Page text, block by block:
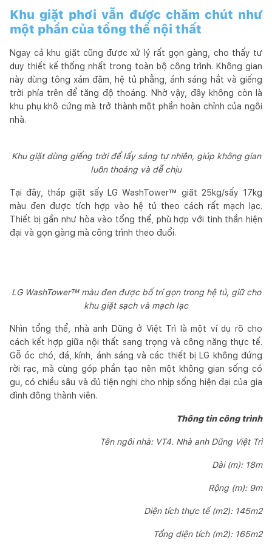
Khu giặt phơi vẫn được chăm chút như
một phần của tổng thể nội thất
Ngay cả khu giặt cũng được xử lý rất gọn gàng, cho thấy tư
duy thiết kế thống nhất trong toàn bộ công trình. Không gian
này dùng tông xám đậm, hệ tủ phẳng, ánh sáng hắt và giếng
trời phía trên để tăng độ thoáng. Nhờ vậy, đây không còn là
khu phụ khô cứng mà trở thành một phần hoàn chỉnh của ngôi
nhà.
Khu giặt dùng giếng trời để lấy sáng tự nhiên, giúp không gian
luôn thoáng và dễ chịu
Tại đây, tháp giặt sấy LG WashTower™ giặt 25kg/sấy 17kg
màu đen được tích hợp vào hệ tủ theo cách rất mạch lạc.
Thiết bị gần như hòa vào tổng thể, phù hợp với tinh thần hiện
đại và gọn gàng mà công trình theo đuổi.
LG WashTower™ màu đen được bố trí gọn trong hệ tủ, giữ cho
khu giặt sạch và mạch lạc
Nhìn tổng thể, nhà anh Dũng ở Việt Trì là một ví dụ rõ cho
cách kết hợp giữa nội thất sang trọng và công năng thực tế.
Gỗ óc chó, đá, kính, ánh sáng và các thiết bị LG không đứng
rời rạc, mà cùng góp phần tạo nên một không gian sống có
gu, có chiều sâu và đủ tiện nghi cho nhịp sống hiện đại của gia
đình đông thành viên.
Thông tin công trình
Tên ngôi nhà: VT4. Nhà anh Dũng Việt Trì
Dài (m): 18m
Rộng (m): 9m
Diện tích thực tế (m2): 145m2
Tổng diện tích (m2): 165m2